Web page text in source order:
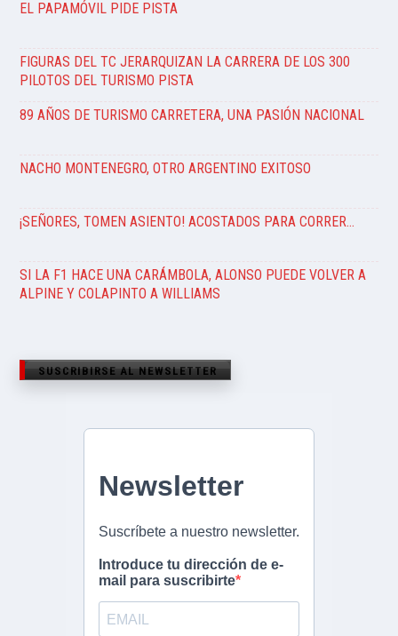
EL PAPAMÓVIL PIDE PISTA
FIGURAS DEL TC JERARQUIZAN LA CARRERA DE LOS 300
PILOTOS DEL TURISMO PISTA
89 AÑOS DE TURISMO CARRETERA, UNA PASIÓN NACIONAL
NACHO MONTENEGRO, OTRO ARGENTINO EXITOSO
¡SEÑORES, TOMEN ASIENTO! ACOSTADOS PARA CORRER…
SI LA F1 HACE UNA CARÁMBOLA, ALONSO PUEDE VOLVER A
ALPINE Y COLAPINTO A WILLIAMS
SUSCRIBIRSE AL NEWSLETTER